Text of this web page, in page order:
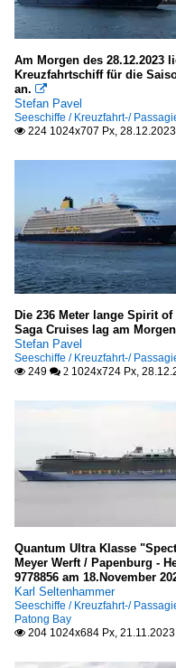
Am Morgen des 28.12.2023
Kreuzfahrtschiff für die
an. 
Stefan Pavel
Seeschiffe / Kreuzfahrt-/
 224 1024x707 Px, 28.12.2023
Die 236 Meter lange Spirit
Saga Cruises lag am
Stefan Pavel
Seeschiffe / Kreuzfahrt-/
 249  2 1024x724 Px,
Quantum Ultra Klasse
Meyer Werft / Papenburg -
9778856 am 18.November
Karl Seltenhammer
Seeschiffe / Kreuzfahrt-/
Patong Bay
 204 1024x684 Px, 21.11.2023